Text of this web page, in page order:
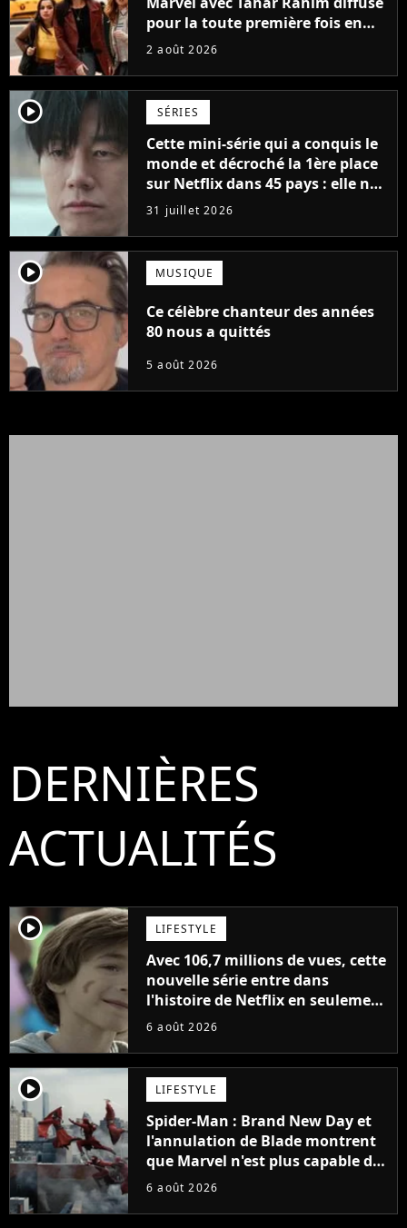
pour la toute première fois en
France
2 août 2026
player2 SÉRIES
Cette mini-série qui a conquis le
monde et décroché la 1ère place
sur Netflix dans 45 pays : elle ne
compte que 10 épisodes et c'est
un phénomène mondial
31 juillet 2026
player2 MUSIQUE
Ce célèbre chanteur des années
80 nous a quittés
5 août 2026
DERNIÈRES
ACTUALITÉS
player2 LIFESTYLE
Avec 106,7 millions de vues, cette
nouvelle série entre dans
l'histoire de Netflix en seulement
48 jours
6 août 2026
player2 LIFESTYLE
Spider-Man : Brand New Day et
l'annulation de Blade montrent
que Marvel n'est plus capable de
faire quoi que ce soit de simple
6 août 2026